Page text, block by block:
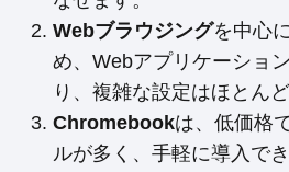
Webブラウジングを中心
め、Webアプリケーショ
り、複雑な設定はほとん
Chromebookは、低価格
ルが多く、手軽に導入でき